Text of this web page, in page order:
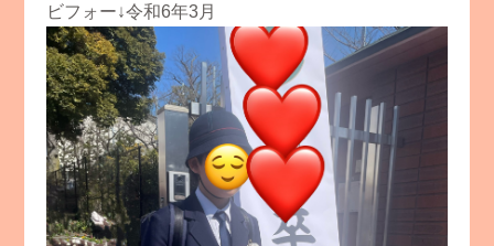
ビフォー↓令和6年3月